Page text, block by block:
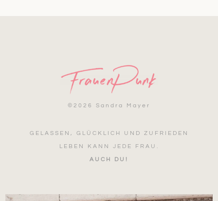
© 2026 Sandra Mayer
GELASSEN, GLÜCKLICH UND ZUFRIEDEN
LEBEN KANN JEDE FRAU.
AUCH DU!